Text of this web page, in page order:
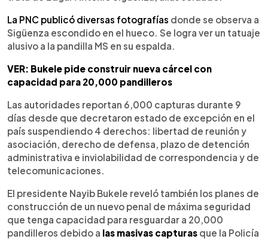
La PNC publicó diversas fotografías donde se observa a
Sigüenza escondido en el hueco. Se logra ver un tatuaje
alusivo a la pandilla MS en su espalda.
VER: Bukele pide construir nueva cárcel con
capacidad para 20,000 pandilleros
Las autoridades reportan 6,000 capturas durante 9
días desde que decretaron estado de excepción en el
país suspendiendo 4 derechos: libertad de reunión y
asociación, derecho de defensa, plazo de detención
administrativa e inviolabilidad de correspondencia y de
telecomunicaciones.
El presidente Nayib Bukele reveló también los planes de
construcción de un nuevo penal de máxima seguridad
que tenga capacidad para resguardar a 20,000
pandilleros debido a las masivas capturas que la Policía